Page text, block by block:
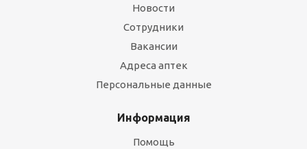
Новости
Сотрудники
Вакансии
Адреса аптек
Персональные данные
Информация
Помощь